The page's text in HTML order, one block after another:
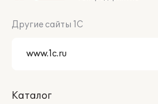
Другие сайты 1С
Каталог